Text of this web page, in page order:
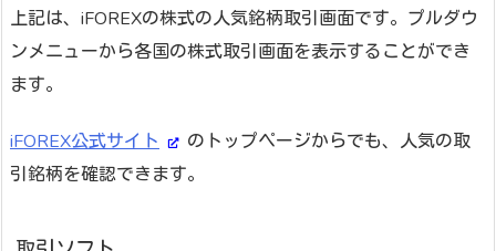
上記は、iFOREXの株式の人気銘柄取引画面です。プルダウ
ンメニューから各国の株式取引画面を表示することができ
ます。
iFOREX公式サイト
のトップページからでも、人気の取
引銘柄を確認できます。